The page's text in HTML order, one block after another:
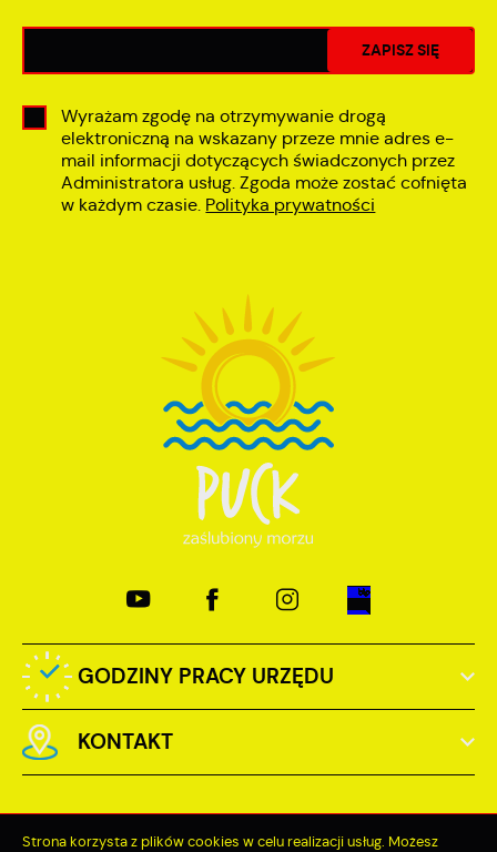
Wyrażam zgodę na otrzymywanie drogą
elektroniczną na wskazany przeze mnie adres e-
mail informacji dotyczących świadczonych przez
Administratora usług. Zgoda może zostać cofnięta
w każdym czasie. Polityka prywatności
GODZINY PRACY URZĘDU
KONTAKT
Strona korzysta z plików cookies w celu realizacji usług. Możesz